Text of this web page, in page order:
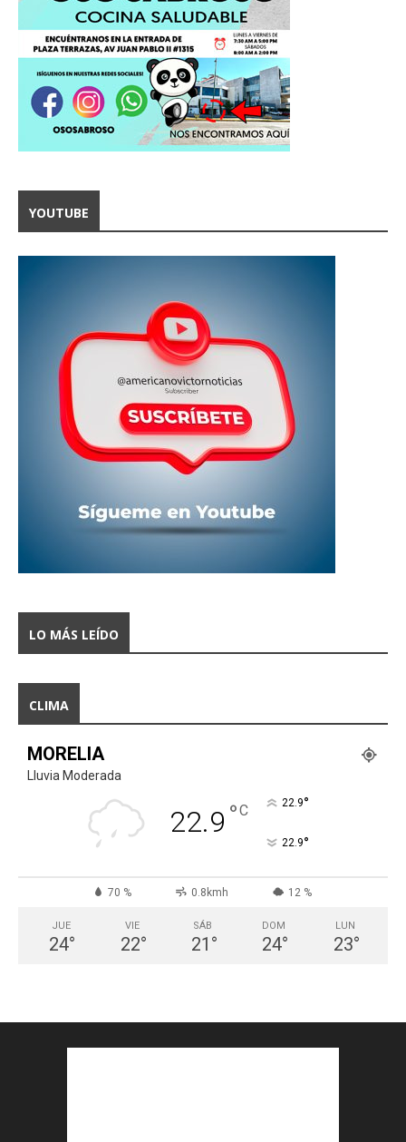
YOUTUBE
LO MÁS LEÍDO
CLIMA
MORELIA
Lluvia Moderada
22.9 °C 22.9°
22.9°
70 % 0.8kmh 12 %
JUE
24°
VIE
22°
SÁB
21 °
DOM
24°
LUN
23°